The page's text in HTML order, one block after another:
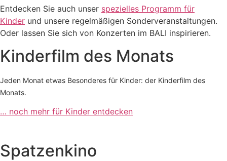
Entdecken Sie auch unser spezielles Programm für
Kinder und unsere regelmäßigen Sonderveranstaltungen.
Oder lassen Sie sich von Konzerten im BALI inspirieren.
Kinderfilm des Monats
Jeden Monat etwas Besonderes für Kinder: der Kinderfilm des
Monats.
… noch mehr für Kinder entdecken
Spatzenkino